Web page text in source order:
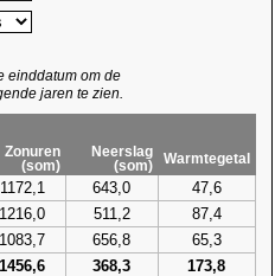
einddatum om de
jaren te zien.
Zonuren
(som)
Neerslag
(som)
Warmtegetal
1172,1 643,0 47,6
1216,0 511,2 87,4
1083,7 656,8 65,3
1456,6 368,3 173,8